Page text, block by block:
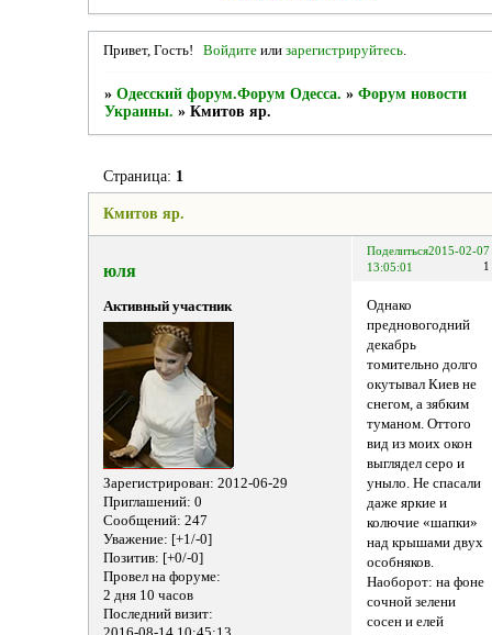
Привет, Гость! Войдитеили зарегистрируйтесь.
» Одесский форум.Форум Одесса. » Форум новости
Украины. » Кмитов яр.
Кмитов яр.
Страница: 1
Поделиться
1
2015-02-07
13:05:01
юля
Активный участник
Зарегистрирован: 2012-06-29
Приглашений: 0
Сообщений: 247
Уважение: [+1/-0]
Позитив: [+0/-0]
Провел на форуме:
2 дня 10 часов
Последний визит:
Однако
предновогодний
декабрь
томительно долго
окутывал Киев не
снегом, а зябким
туманом. Оттого
вид из моих окон
выглядел серо и
уныло. Не спасали
даже яркие и
колючие «шапки»
над крышами двух
особняков.
Наоборот: на фоне
сочной зелени
сосен и елей